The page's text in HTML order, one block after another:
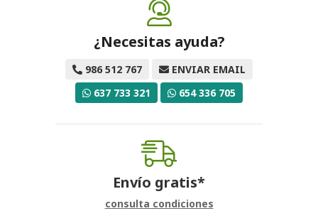
¿Necesitas ayuda?
986 512 767
ENVIAR EMAIL
637 733 321
654 336 705
Envío gratis*
consulta condiciones